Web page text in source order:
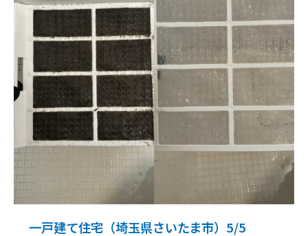
一戸建て住宅（埼玉県さいたま市）5/5